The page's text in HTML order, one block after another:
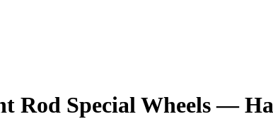
Rod Special Wheels —